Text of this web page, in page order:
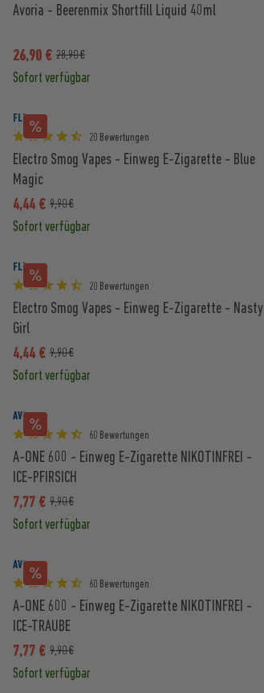
Avoria - Beerenmix Shortfill Liquid 40ml
26,90 € 28,90 €
Sofort verfügbar
FLER
20 Bewertungen
Electro Smog Vapes - Einweg E-Zigarette - Blue
Magic
4,44 € 9,90 €
Sofort verfügbar
FLER
20 Bewertungen
Electro Smog Vapes - Einweg E-Zigarette - Nasty
Girl
4,44 € 9,90 €
Sofort verfügbar
AVORIA
60 Bewertungen
A-ONE 600 - Einweg E-Zigarette NIKOTINFREI -
ICE-PFIRSICH
7,77 € 9,90 €
Sofort verfügbar
AVORIA
60 Bewertungen
A-ONE 600 - Einweg E-Zigarette NIKOTINFREI -
ICE-TRAUBE
7,77 € 9,90 €
Sofort verfügbar